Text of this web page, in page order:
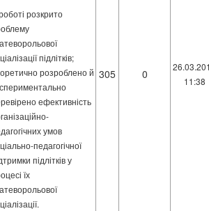
розкрито
підлітків;
розроблено й
ефективність
умов
педагогічної
підлітків у
їх
305 0
11:38